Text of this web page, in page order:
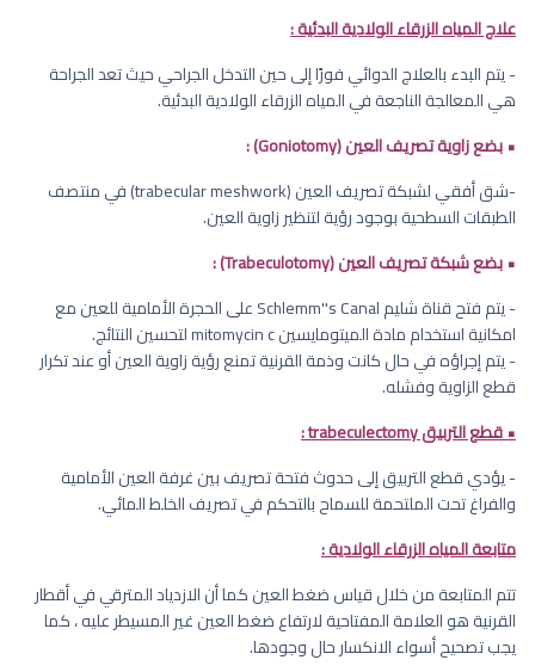
علاج المياه الزرقاء الولادية البدئية :
- يتم البدء بالعلاج الدوائي فورًا إلى حين التدخل الجراحي حيث تعد الجراحة
هي المعالجة الناجعة في المياه الزرقاء الولادية البدئية.
• بضع زاوية تصريف العين (Goniotomy) :
-شق أفقي لشبكة تصريف العين (trabecular meshwork) في منتصف
الطبقات السطحية بوجود رؤية لتنظير زاوية العين.
• بضع شبكة تصريف العين (Trabeculotomy) :
- يتم فتح قناة شليم Schlemm''s Canal على الحجرة الأمامية للعين مع
امكانية استخدام مادة الميتومايسين mitomycin c لتحسين النتائج.
- يتم إجراؤه في حال كانت وذمة القرنية تمنع رؤية زاوية العين أو عند تكرار
قطع الزاوية وفشله.
• قطع التربيق trabeculectomy :
- يؤدي قطع التربيق إلى حدوث فتحة تصريف بين غرفة العين الأمامية
والفراغ تحت الملتحمة للسماح بالتحكم في تصريف الخلط المائي.
متابعة المياه الزرقاء الولادية :
تتم المتابعة من خلال قياس ضغط العين كما أن الازدياد المترقي في أقطار
القرنية هو العلامة المفتاحية لارتفاع ضغط العين غير المسيطر عليه ، كما
يجب تصحيح أسواء الانكسار حال وجودها.